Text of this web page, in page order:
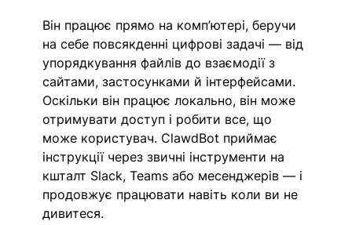
Він працює прямо на комп’ютері, беручи
на себе повсякденні цифрові задачі — від
упорядкування файлів до взаємодії з
сайтами, застосунками й інтерфейсами.
Оскільки він працює локально, він може
отримувати доступ і робити все, що
може користувач. ClawdBot приймає
інструкції через звичні інструменти на
кшталт Slack, Teams або месенджерів — і
продовжує працювати навіть коли ви не
дивитеся.